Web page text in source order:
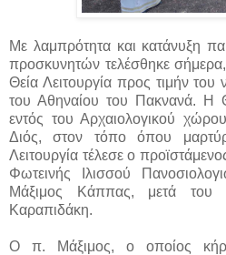
Με λαμπρότητα και κατάνυξη
προσκυνητών τελέσθηκε
Θεία Λειτουργία προς τιμήν
του Αθηναίου του Πακνανά. Η
εντός του Αρχαιολογικού
Διός, στον τόπο όπου
Λειτουργία τέλεσε ο
Φωτεινής Ιλισσού
Μάξιμος Κάππας, μετά του
Καραπιδάκη.
Ο π. Μάξιμος, ο οποίος